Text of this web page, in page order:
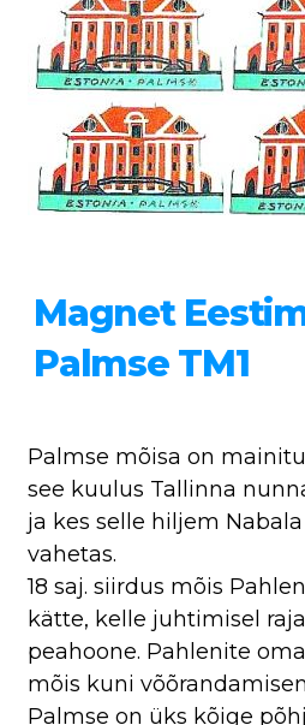
Magnet
Palmse TM1
Palmse mõisa on
see kuulus Tallinna
ja kes selle hiljem
vahetas.
18 saj. siirdus mõis
kätte, kelle juhtimisel
peahoone. Pahlenite
mõis kuni
Palmse on üks kõige